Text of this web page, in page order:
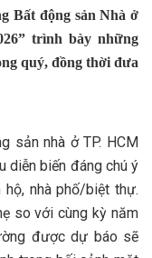
Bất động sản Nhà ở
trình bày những
quý, đồng thời đưa
sản nhà ở TP. HCM
diễn biến đáng chú ý
nhà phố/biệt thự.
so với cùng kỳ năm
được dự báo sẽ